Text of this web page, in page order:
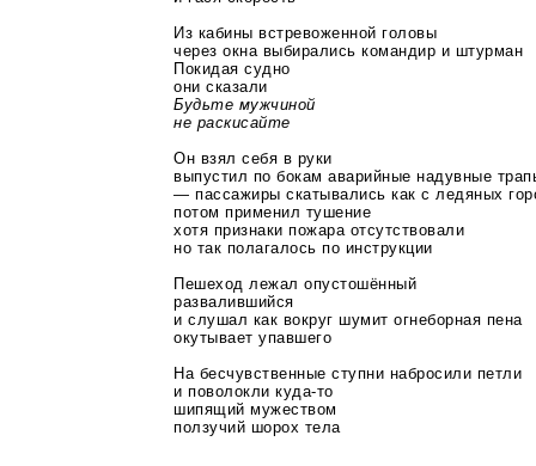
Из кабины встревоженной головы
через окна выбирались командир и штурман
Покидая судно
они сказали
Будьте мужчиной
не раскисайте
Он взял себя в руки
выпустил по бокам аварийные надувные
— пассажиры скатывались как с ледяных
потом применил тушение
хотя признаки пожара отсутствовали
но так полагалось по инструкции
Пешеход лежал опустошённый
развалившийся
и слушал как вокруг шумит огнеборная пена
окутывает упавшего
На бесчувственные ступни набросили петли
и поволокликуда-то
шипящий мужеством
ползучий шорох тела